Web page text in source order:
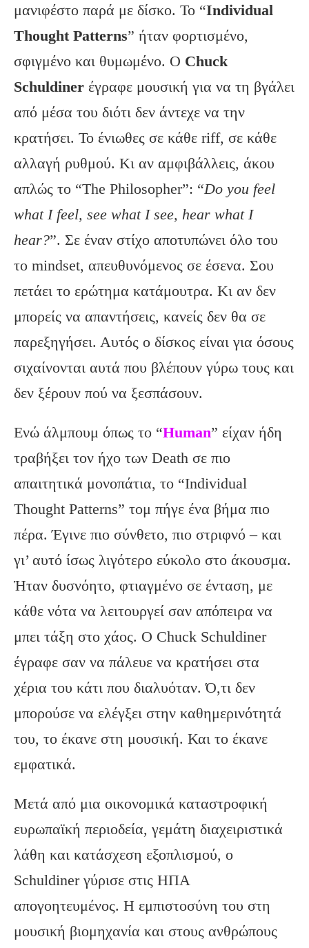
μανιφέστο παρά με δίσκο. Το “Individual
Thought Patterns” ήταν φορτισμένο,
σφιγμένο και θυμωμένο. Ο Chuck
Schuldiner έγραφε μουσική για να τη βγάλει
από μέσα του διότι δεν άντεχε να την
κρατήσει. Το ένιωθες σε κάθε riff, σε κάθε
αλλαγή ρυθμού. Κι αν αμφιβάλλεις, άκου
απλώς το “The Philosopher”: “Do you feel
what I feel, see what I see, hear what I
hear?”. Σε έναν στίχο αποτυπώνει όλο του
το mindset, απευθυνόμενος σε έσενα. Σου
πετάει το ερώτημα κατάμουτρα. Κι αν δεν
μπορείς να απαντήσεις, κανείς δεν θα σε
παρεξηγήσει. Αυτός ο δίσκος είναι για όσους
σιχαίνονται αυτά που βλέπουν γύρω τους και
δεν ξέρουν πού να ξεσπάσουν.
Ενώ άλμπουμ όπως το “Human” είχαν ήδη
τραβήξει τον ήχο των Death σε πιο
απαιτητικά μονοπάτια, το “Individual
Thought Patterns” τομ πήγε ένα βήμα πιο
πέρα. Έγινε πιο σύνθετο, πιο στριφνό – και
γι’ αυτό ίσως λιγότερο εύκολο στο άκουσμα.
Ήταν δυσνόητο, φτιαγμένο σε ένταση, με
κάθε νότα να λειτουργεί σαν απόπειρα να
μπει τάξη στο χάος. Ο Chuck Schuldiner
έγραφε σαν να πάλευε να κρατήσει στα
χέρια του κάτι που διαλυόταν. Ό,τι δεν
μπορούσε να ελέγξει στην καθημερινότητά
του, το έκανε στη μουσική. Και το έκανε
εμφατικά.
Μετά από μια οικονομικά καταστροφική
ευρωπαϊκή περιοδεία, γεμάτη διαχειριστικά
λάθη και κατάσχεση εξοπλισμού, ο
Schuldiner γύρισε στις ΗΠΑ
απογοητευμένος. Η εμπιστοσύνη του στη
μουσική βιομηχανία και στους ανθρώπους